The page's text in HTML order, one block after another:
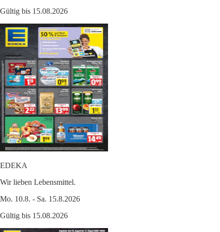
Gültig bis 15.08.2026
EDEKA
Wir lieben Lebensmittel.
Mo. 10.8. - Sa. 15.8.2026
Gültig bis 15.08.2026